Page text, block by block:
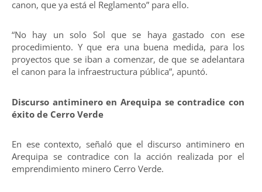
canon, que ya está el Reglamento” para ello.
“No hay un solo Sol que se haya gastado con ese
procedimiento. Y que era una buena medida, para los
proyectos que se iban a comenzar, de que se adelantara
el canon para la infraestructura pública”, apuntó.
Discurso antiminero en Arequipa se contradice con
éxito de Cerro Verde
En ese contexto, señaló que el discurso antiminero en
Arequipa se contradice con la acción realizada por el
emprendimiento minero Cerro Verde.